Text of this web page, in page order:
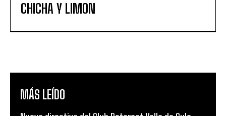
CHICHA Y LIMON
MÁS LEÍDO